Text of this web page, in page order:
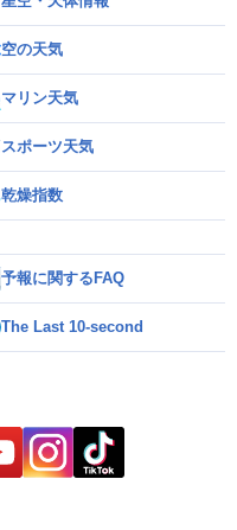
空の天気
マリン天気
スポーツ天気
乾燥指数
予報に関するFAQ
The Last 10-second